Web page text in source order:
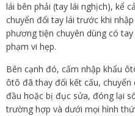
lái bên phải (tay lái nghịch), kể
chuyển đổi tay lái trước khi
phương tiện chuyên dùng có
phạm vi hẹp.
Bên cạnh đó, cấm nhập khẩu
ôtô đã thay đổi kết cấu,
đầu hoặc bị đục sửa, đóng lại
trường hợp và dưới mọi hình